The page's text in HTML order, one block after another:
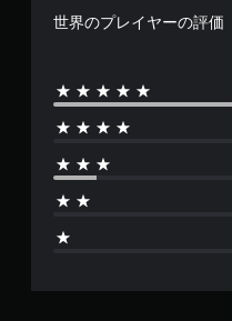
世界のプレイヤーの評価